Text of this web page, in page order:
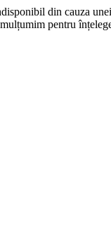
din cauza
pentru